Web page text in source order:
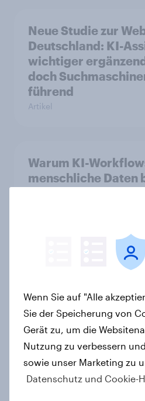
Neue Studie zur
Deutschland: KI-
wichtiger
doch
führend
Artikel
Warum KI-
menschliche Daten
Kids@Screens: Eine
YouGov Shopper
Searching for
changing online
Report
Wenn Sie auf "Alle
Sie der Speicherung von
Gerät zu, um die
Nutzung zu verbessern
sowie unser Marketing zu
Datenschutz und Cookie-